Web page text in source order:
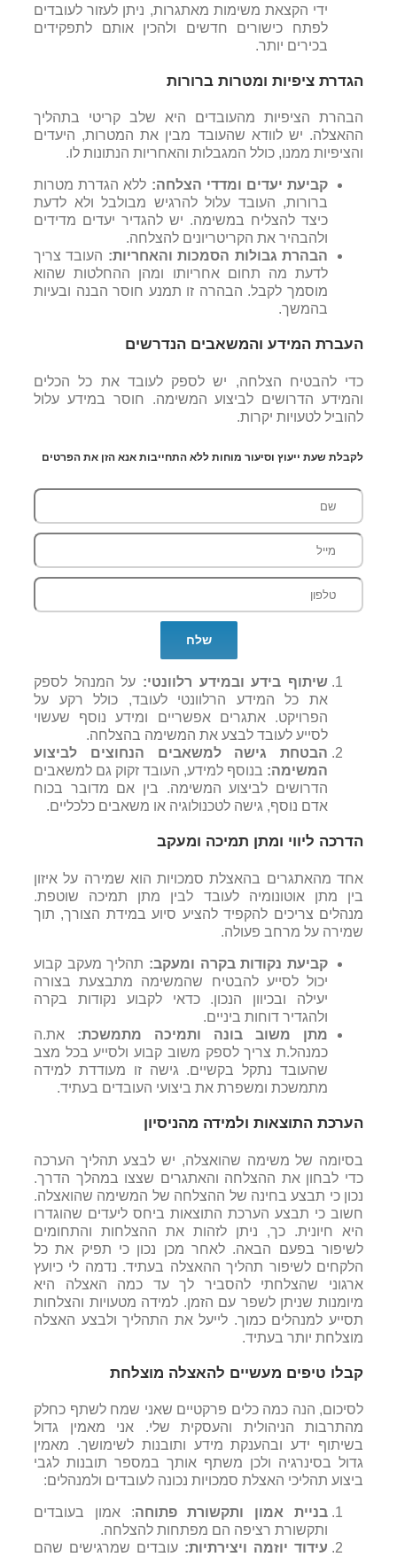
ידי הקצאת משימות מאתגרות, ניתן לעזור לעובדים
לפתח כישורים חדשים ולהכין אותם לתפקידים
בכירים יותר.
הגדרת ציפיות ומטרות ברורות
הבהרת הציפיות מהעובדים היא שלב קריטי בתהליך
ההאצלה. יש לוודא שהעובד מבין את המטרות, היעדים
והציפיות ממנו, כולל המגבלות והאחריות הנתונות לו.
קביעת יעדים ומדדי הצלחה: ללא הגדרת מטרות
ברורות, העובד עלול להרגיש מבולבל ולא לדעת
כיצד להצליח במשימה. יש להגדיר יעדים מדידים
ולהבהיר את הקריטריונים להצלחה.
הבהרת גבולות הסמכות והאחריות: העובד צריך
לדעת מה תחום אחריותו ומהן ההחלטות שהוא
מוסמך לקבל. הבהרה זו תמנע חוסר הבנה ובעיות
בהמשך.
העברת המידע והמשאבים הנדרשים
כדי להבטיח הצלחה, יש לספק לעובד את כל הכלים
והמידע הדרושים לביצוע המשימה. חוסר במידע עלול
להוביל לטעויות יקרות.
לקבלת שעת ייעוץ וסיעור מוחות ללא התחייבות אנא הזן את הפרטים
שיתוף בידע ובמידע רלוונטי: על המנהל לספק
את כל המידע הרלוונטי לעובד, כולל רקע על
הפרויקט. אתגרים אפשריים ומידע נוסף שעשוי
לסייע לעובד לבצע את המשימה בהצלחה.
הבטחת גישה למשאבים הנחוצים לביצוע
המשימה: בנוסף למידע, העובד זקוק גם למשאבים
הדרושים לביצוע המשימה. בין אם מדובר בכוח
אדם נוסף, גישה לטכנולוגיה או משאבים כלכליים.
הדרכה ליווי ומתן תמיכה ומעקב
אחד מהאתגרים בהאצלת סמכויות הוא שמירה על איזון
בין מתן אוטונומיה לעובד לבין מתן תמיכה שוטפת.
מנהלים צריכים להקפיד להציע סיוע במידת הצורך, תוך
שמירה על מרחב פעולה.
קביעת נקודות בקרה ומעקב: תהליך מעקב קבוע
יכול לסייע להבטיח שהמשימה מתבצעת בצורה
יעילה ובכיוון הנכון. כדאי לקבוע נקודות בקרה
ולהגדיר דוחות ביניים.
מתן משוב בונה ותמיכה מתמשכת: את.ה
כמנהל.ת צריך לספק משוב קבוע ולסייע בכל מצב
שהעובד נתקל בקשיים. גישה זו מעודדת למידה
מתמשכת ומשפרת את ביצועי העובדים בעתיד.
הערכת התוצאות ולמידה מהניסיון
בסיומה של משימה שהואצלה, יש לבצע תהליך הערכה
כדי לבחון את ההצלחה והאתגרים שצצו במהלך הדרך.
נכון כי תבצע בחינה של ההצלחה של המשימה שהואצלה.
חשוב כי תבצע הערכת התוצאות ביחס ליעדים שהוגדרו
היא חיונית. כך, ניתן לזהות את ההצלחות והתחומים
לשיפור בפעם הבאה. לאחר מכן נכון כי תפיק את כל
הלקחים לשיפור תהליך ההאצלה בעתיד. נדמה לי כיועץ
ארגוני שהצלחתי להסביר לך עד כמה האצלה היא
מיומנות שניתן לשפר עם הזמן. למידה מטעויות והצלחות
תסייע למנהלים כמוך. לייעל את התהליך ולבצע האצלה
מוצלחת יותר בעתיד.
קבלו טיפים מעשיים להאצלה מוצלחת
לסיכום, הנה כמה כלים פרקטיים שאני שמח לשתף כחלק
מהתרבות הניהולית והעסקית שלי. אני מאמין גדול
בשיתוף ידע ובהענקת מידע ותובנות לשימושך. מאמין
גדול בסינרגיה ולכן משתף אותך במספר תובנות לגבי
ביצוע תהליכי האצלת סמכויות נכונה לעובדים ולמנהלים:
בניית אמון ותקשורת פתוחה: אמון בעובדים
ותקשורת רציפה הם מפתחות להצלחה.
עידוד יוזמה ויצירתיות: עובדים שמרגישים שהם